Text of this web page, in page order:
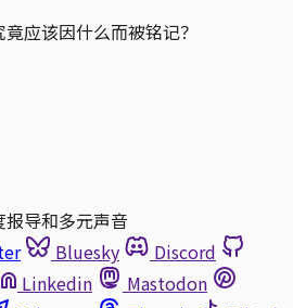
应该因什么而被铭记？
导和多元声音
Bluesky
Discord
Linkedin
Mastodon